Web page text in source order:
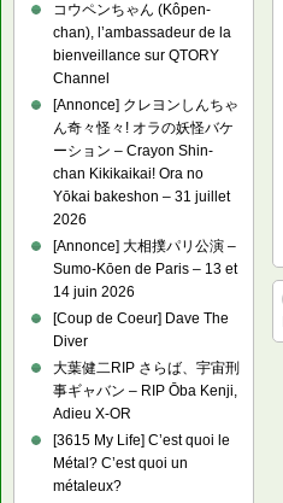
コウペンちゃん (Kôpen-
chan), l’ambassadeur de la
bienveillance sur QTORY
Channel
[Annonce] クレヨンしんちゃ
ん奇々怪々! オラの妖怪バケ
ーション – Crayon Shin-
chan Kikikaikai! Ora no
Yōkai bakeshon – 31 juillet
2026
[Annonce] 大相撲パリ公演 –
Sumo-Kōen de Paris – 13 et
14 juin 2026
[Coup de Coeur] Dave The
Diver
大葉健二RIP さらば、宇宙刑
事ギャバン – RIP Ōba Kenji,
Adieu X-OR
[3615 My Life] C’est quoi le
Métal? C’est quoi un
métaleux?